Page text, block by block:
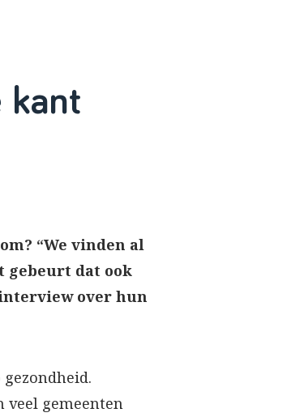
kant
“We vinden al
gebeurt dat ook
over hun
gemeenten